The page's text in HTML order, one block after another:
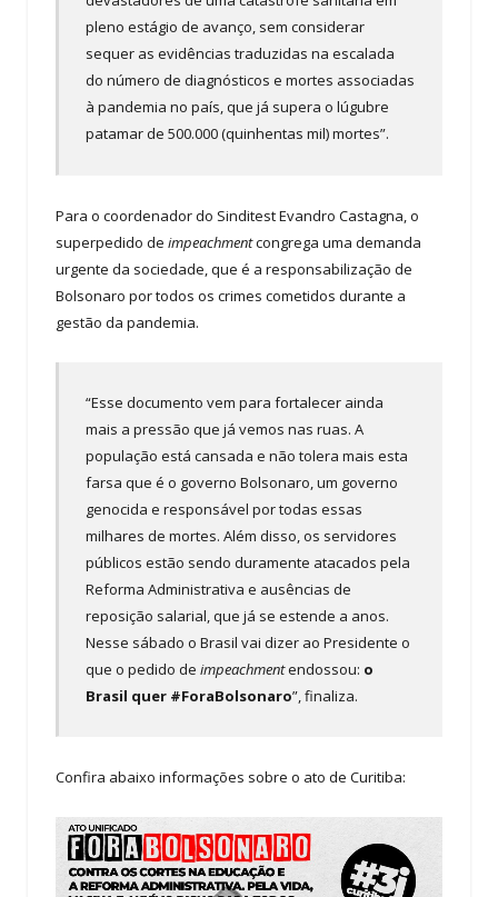
pleno estágio de avanço, sem considerar
sequer as evidências traduzidas na escalada
do número de diagnósticos e mortes associadas
à pandemia no país, que já supera o lúgubre
patamar de 500.000 (quinhentas mil) mortes”.
Para o coordenador do Sinditest Evandro Castagna, o
superpedido de impeachmentcongrega uma demanda
urgente da sociedade, que é a responsabilização de
Bolsonaro por todos os crimes cometidos durante a
gestão da pandemia.
“Esse documento vem para fortalecer ainda
mais a pressão que já vemos nas ruas. A
população está cansada e não tolera mais esta
farsa que é o governo Bolsonaro, um governo
genocida e responsável por todas essas
milhares de mortes. Além disso, os servidores
públicos estão sendo duramente atacados pela
Reforma Administrativa e ausências de
reposição salarial, que já se estende a anos.
Nesse sábado o Brasil vai dizer ao Presidente o
que o pedido de impeachmentendossou: o
Brasil quer #ForaBolsonaro”, finaliza.
Confira abaixo informações sobre o ato de Curitiba: